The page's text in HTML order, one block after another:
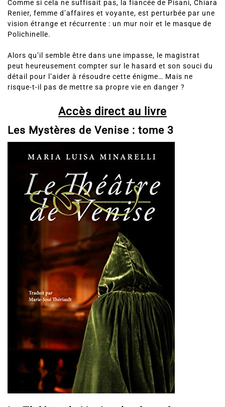
Renier, femme d’affaires et voyante, est perturbée par une
vision étrange et récurrente : un mur noir et le masque de
Polichinelle.
peut heureusement compter sur le hasard et son souci du
détail pour l’aider à résoudre cette énigme… Mais ne
risque-t-il pas de mettre sa propre vie en danger ?
Accès direct au livre
Les Mystères de Venise : tome 3